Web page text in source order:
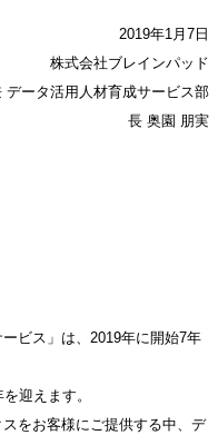
2019年1月7日
株式会社ブレインパッド
ータ活用人材育成サービス部
長 奥園 朋実
ビス」は、2019年に開始7年
迎えます。
をお客様にご提供する中、デ